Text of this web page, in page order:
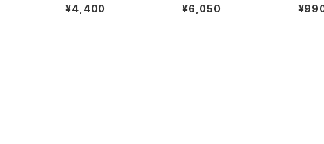
6】
バッグ グレー地に白
の線画と水色丸
¥4,400
バッグ バード・黄色
¥6,050
ース【
【3】